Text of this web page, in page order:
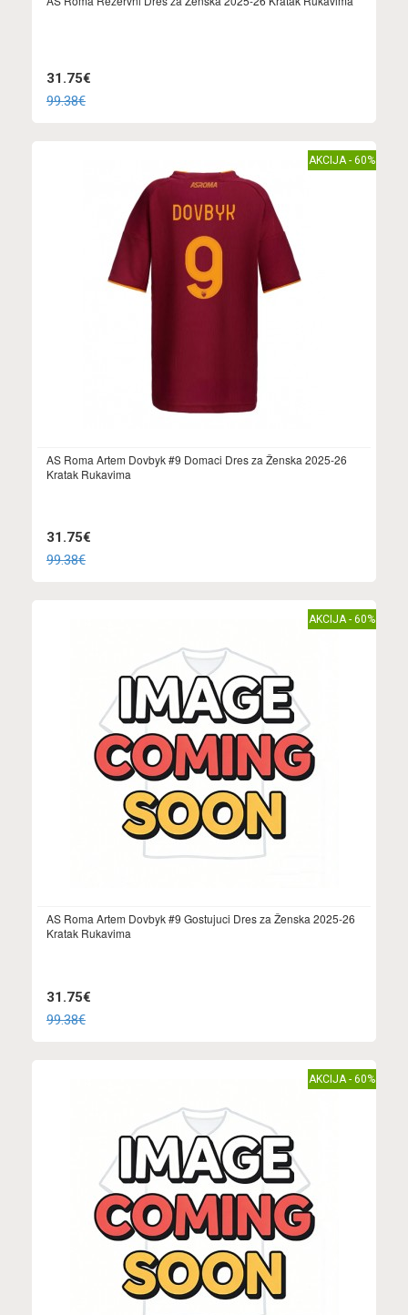
31.75€
99.38€
AKCIJA - 60%
AS Roma Artem Dovbyk #9 Domaci Dres za Ženska 2025-26
Kratak Rukavima
31.75€
99.38€
AKCIJA - 60%
AS Roma Artem Dovbyk #9 Gostujuci Dres za Ženska 2025-26
Kratak Rukavima
31.75€
99.38€
AKCIJA - 60%